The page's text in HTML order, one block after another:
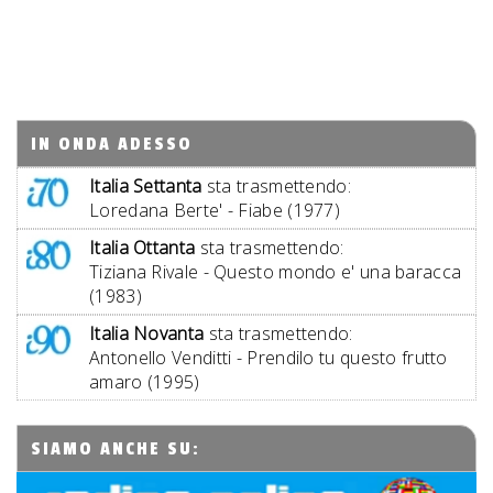
IN ONDA ADESSO
Italia Settanta sta trasmettendo:
Loredana Berte' - Fiabe (1977)
Italia Ottanta sta trasmettendo:
Tiziana Rivale - Questo mondo e' una baracca
(1983)
Italia Novanta sta trasmettendo:
Antonello Venditti - Prendilo tu questo frutto
amaro (1995)
SIAMO ANCHE SU: